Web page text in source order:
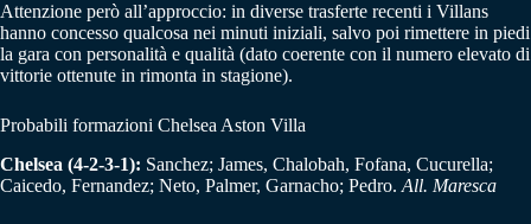
Attenzione però all’approccio: in diverse trasferte recenti i Villans
hanno concesso qualcosa nei minuti iniziali, salvo poi rimettere in piedi
la gara con personalità e qualità (dato coerente con il numero elevato di
vittorie ottenute in rimonta in stagione).
Probabili formazioni Chelsea Aston Villa
Chelsea (4-2-3-1): Sanchez; James, Chalobah, Fofana, Cucurella;
Caicedo, Fernandez; Neto, Palmer, Garnacho; Pedro. All. Maresca